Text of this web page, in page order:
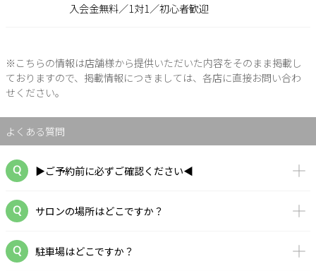
入会金無料／1対1／初心者歓迎
※こちらの情報は店舗様から提供いただいた内容をそのまま掲載し
ておりますので、掲載情報につきましては、各店に直接お問い合わ
せください。
よくある質問
▶ご予約前に必ずご確認ください◀
サロンの場所はどこですか？
駐車場はどこですか？